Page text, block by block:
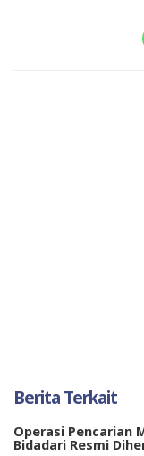
Berita Terkait
Operasi Pencarian
Bidadari Resmi